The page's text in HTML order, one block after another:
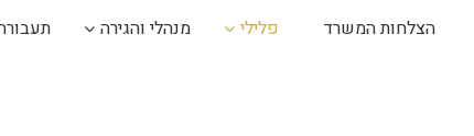
הצלחות המשרד פלילי מנהלי והגירה